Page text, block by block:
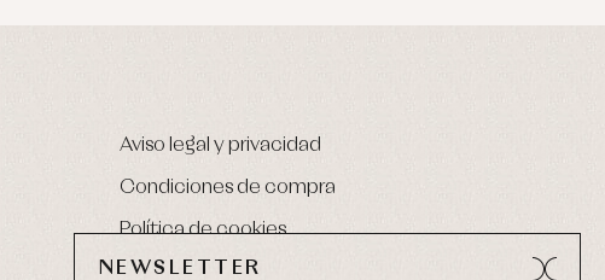
Aviso legal y privacidad
Condiciones de compra
Política de cookies
NEWSLETTER